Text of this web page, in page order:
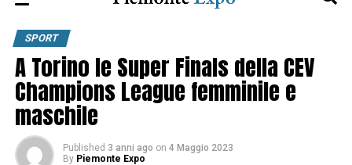
SPORT
A Torino le Super Finals della CEV
Champions League femminile e
maschile
Published 3 anni ago on 4 Maggio 2023
By Piemonte Expo